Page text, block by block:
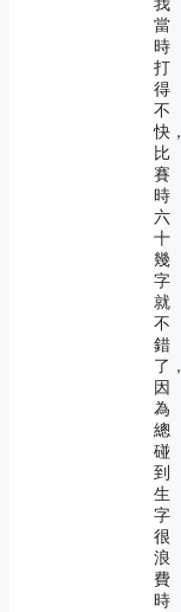
我
當
時
打
得
不
快，
比
賽
時
六
十
幾
字
就
不
錯
了，
因
為
總
碰
到
生
字
很
浪
費
時